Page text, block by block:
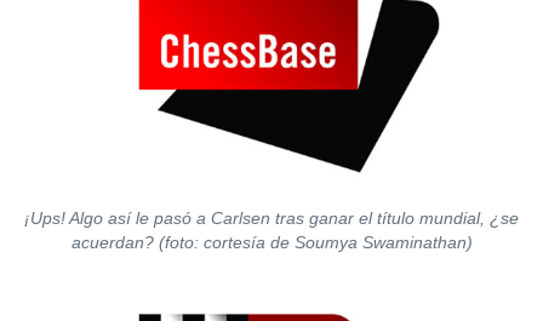
¡Ups! Algo así le pasó a Carlsen tras ganar el título mundial, ¿se
acuerdan? (foto: cortesía de Soumya Swaminathan)